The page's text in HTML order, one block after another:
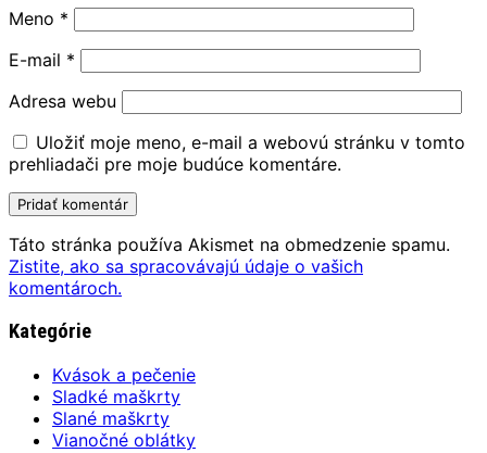
Meno *
E-mail *
Adresa webu
Uložiť moje meno, e-mail a webovú stránku v tomto
prehliadači pre moje budúce komentáre.
Táto stránka používa Akismet na obmedzenie spamu.
Zistite, ako sa spracovávajú údaje o vašich
komentároch.
Kategórie
Kvások a pečenie
Sladké maškrty
Slané maškrty
Vianočné oblátky